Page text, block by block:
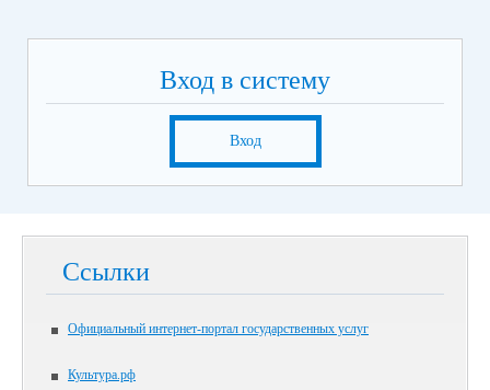
Вход в систему
Вход
Ссылки
Официальный интернет-портал государственных услуг
Культура.рф